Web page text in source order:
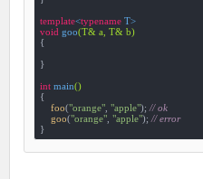
template<typename
T>
void goo(T& a, T& b)
{
}
int main()
{
foo("orange", "apple"); // ok
goo("orange", "apple"); // error
}